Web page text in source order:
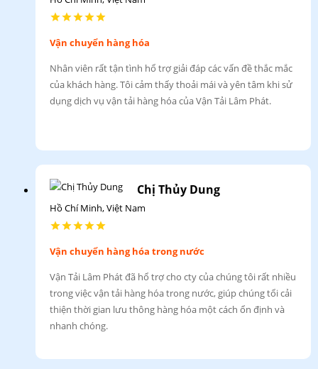
Vận chuyển hàng hóa
Nhân viên rất tận tình hổ trợ giải đáp các vấn đề thắc mắc
của khách hàng. Tôi cảm thấy thoải mái và yên tâm khi sử
dụng dịch vụ vận tải hàng hóa của Vận Tải Lâm Phát.
Chị Thủy Dung
Hồ Chí Minh, Việt Nam
Vận chuyển hàng hóa trong nước
Vận Tải Lâm Phát đã hổ trợ cho cty của chúng tôi rất nhiều
trong việc vận tải hàng hóa trong nước, giúp chúng tổi cải
thiện thời gian lưu thông hàng hóa một cách ổn định và
nhanh chóng.